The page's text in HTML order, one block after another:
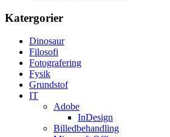
Katergorier
Dinosaur
Filosofi
Fotografering
Fysik
Grundstof
IT
Adobe
InDesign
Billedbehandling